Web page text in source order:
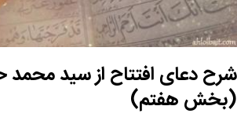
شرح دعای افتتاح از سید
(بخش هفتم)